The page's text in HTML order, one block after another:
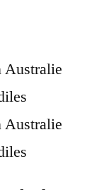
Australie
Australie